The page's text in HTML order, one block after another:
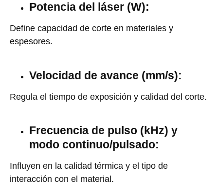
Potencia del láser (W):
Define capacidad de corte en materiales y
espesores.
Velocidad de avance (mm/s):
Regula el tiempo de exposición y calidad del corte.
Frecuencia de pulso (kHz) y
modo continuo/pulsado:
Influyen en la calidad térmica y el tipo de
interacción con el material.